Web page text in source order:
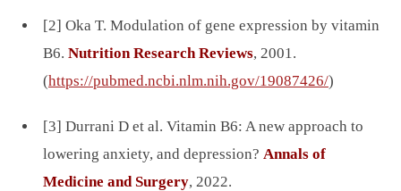
[2] Oka T. Modulation of gene expression by vitamin
B6. Nutrition Research Reviews, 2001.
(https://pubmed.ncbi.nlm.nih.gov/19087426/)
[3] Durrani D et al. Vitamin B6: A new approach to
lowering anxiety, and depression? Annals of
Medicine and Surgery, 2022.